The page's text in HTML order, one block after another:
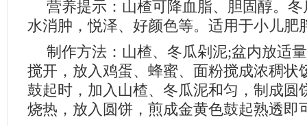
营养提示：山楂可降血脂、胆固醇。
水消肿，悦泽、好颜色等。适用于小儿肥
制作方法：山楂、冬瓜剁泥;盆内放适
搅开，放入鸡蛋、蜂蜜、面粉搅成浓稠状
鼓起时，加入山楂、冬瓜泥和匀，制成圆
烧热，放入圆饼，煎成金黄色鼓起熟透即